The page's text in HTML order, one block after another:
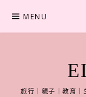
content
MENU
旅行｜親子｜教育｜